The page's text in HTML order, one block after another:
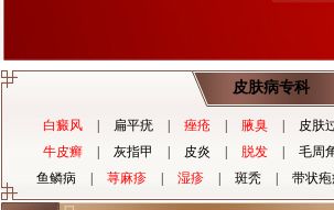
皮肤病专科
白癜风 扁平疣 痤疮 腋臭 皮肤
牛皮癣
灰指甲 皮炎 脱发 毛周
鱼鳞病
荨麻疹 湿疹 斑秃 带状